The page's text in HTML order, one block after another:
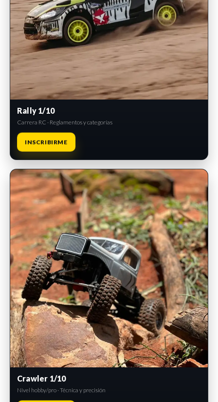
Rally 1/10
Carrera RC · Reglamentos y categorías
INSCRIBIRME
INSCRIPCIONES ABIERTAS
Crawler 1/10
Nivel hobby/pro · Técnica y precisión